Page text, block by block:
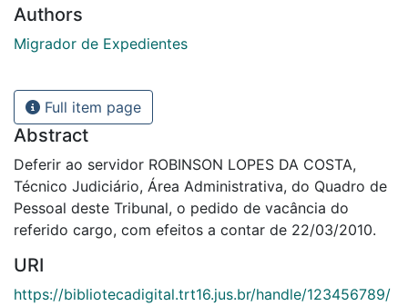
Authors
Migrador de Expedientes
Full item page
Abstract
Deferir ao servidor ROBINSON LOPES DA COSTA,
Técnico Judiciário, Área Administrativa, do Quadro de
Pessoal deste Tribunal, o pedido de vacância do
referido cargo, com efeitos a contar de 22/03/2010.
URI
https://bibliotecadigital.trt16.jus.br/handle/123456789/